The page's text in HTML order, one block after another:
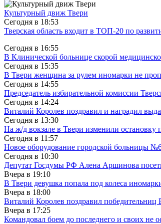
Культурный движ Твери
Сегодня в 18:53
Тверская область входит в ТОП-20 по
Сегодня в 16:55
В Клинической больнице скорой
Сегодня в 15:35
В Твери женщина за рулем иномарки не
Сегодня в 14:55
Председатель избирательной комиссии
Сегодня в 14:24
Виталий Королев поздравил и наградил
Сегодня в 13:30
На ж/д вокзале в Твери изменили остановку
Сегодня в 11:57
Новое оборудование городской больницы
Сегодня в 10:30
Депутат Госдумы РФ Алена Аршинова
Вчера в 19:10
В Твери девушка попала под колеса
Вчера в 18:00
Виталий Королев поздравил победительниц
Вчера в 17:25
Командовал боем до последнего и своих не